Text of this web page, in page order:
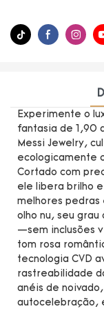
Experimente o
fantasia de 1,90
Messi Jewelry,
ecologicamente
Cortado com
ele libera brilho
melhores pedras
olho nu, seu
—sem inclusões
tom rosa
tecnologia CVD
rastreabilidade
anéis de
autocelebração,